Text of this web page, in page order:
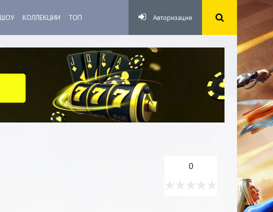
КОЛЛЕКЦИИ ТОП Авторизация
0